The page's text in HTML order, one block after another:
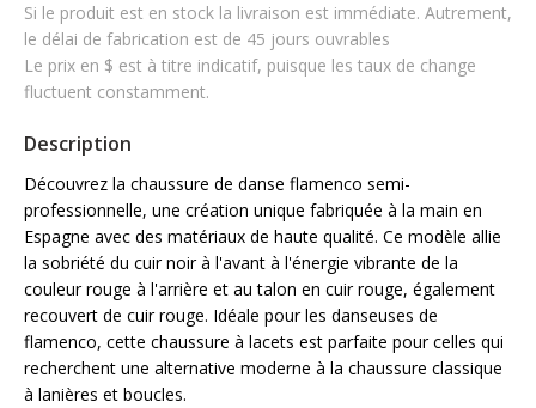
Si le produit est en stock la livraison est immédiate. Autrement,
le délai de fabrication est de 45 jours ouvrables
Le prix en $ est à titre indicatif, puisque les taux de change
fluctuent constamment.
Description
Découvrez la chaussure de danse flamenco semi-
professionnelle, une création unique fabriquée à la main en
Espagne avec des matériaux de haute qualité. Ce modèle allie
la sobriété du cuir noir à l'avant à l'énergie vibrante de la
couleur rouge à l'arrière et au talon en cuir rouge, également
recouvert de cuir rouge. Idéale pour les danseuses de
flamenco, cette chaussure à lacets est parfaite pour celles qui
recherchent une alternative moderne à la chaussure classique
à lanières et boucles.